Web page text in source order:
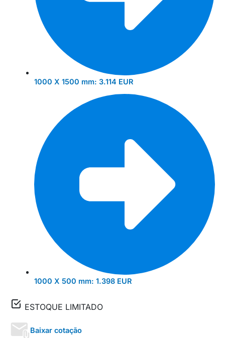
1000 X 1500 mm: 3.114 EUR
1000 X 500 mm: 1.398 EUR
ESTOQUE LIMITADO
Baixar cotação